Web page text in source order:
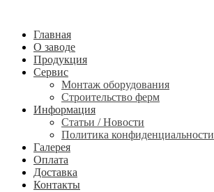
Главная
О заводе
Продукция
Сервис
Монтаж оборудования
Строительство ферм
Информация
Статьи / Новости
Политика конфиденциальности
Галерея
Оплата
Доставка
Контакты